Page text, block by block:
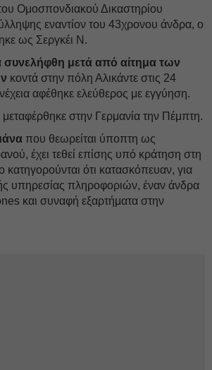
Ομοσπονδιακού Δικαστηρίου
εναντίον του 43χρονου άνδρα, ο
ως Σεργκέι Ν.
συνελήφθη μετά από αίτημα των
κοντά στην πόλη Αλικάντε στις 24
αφέθηκε ελεύθερος με εγγύηση.
στην Γερμανία την Πέμπτη.
που θεωρείται ύποπτη ως
έχει τεθεί επίσης υπό κράτηση στη
κατηγορούνται ότι κατασκόπευαν, για
υπηρεσίας πληροφοριών, έναν άνδρα
και συναφή εξαρτήματα στην